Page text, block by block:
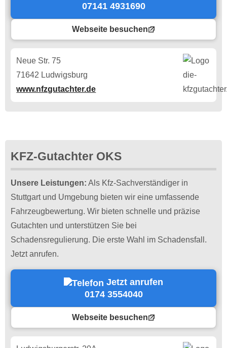
07141 4931690
Webseite besuchen
Neue Str. 75
71642 Ludwigsburg
www.nfzgutachter.de
KFZ-Gutachter OKS
Unsere Leistungen: Als Kfz-Sachverständiger in
Stuttgart und Umgebung bieten wir eine umfassende
Fahrzeugbewertung. Wir bieten schnelle und präzise
Gutachten und unterstützen Sie bei
Schadensregulierung. Die erste Wahl im Schadensfall.
Jetzt anrufen.
Jetzt anrufen
0174 3554040
Webseite besuchen